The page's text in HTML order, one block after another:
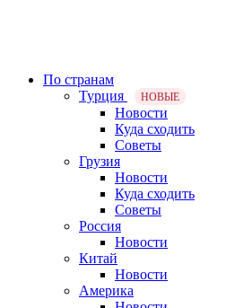
По странам
Турция
НОВЫЕ
Новости
Куда сходить
Советы
Грузия
Новости
Куда сходить
Советы
Россия
Новости
Китай
Новости
Америка